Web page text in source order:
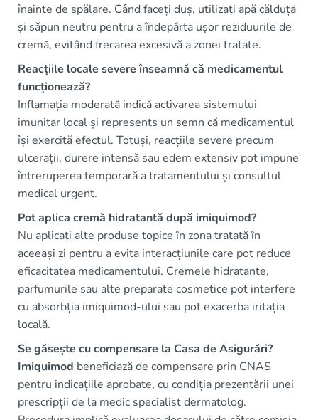
înainte de spălare. Când faceți duș, utilizați apă călduță
și săpun neutru pentru a îndepărta ușor reziduurile de
cremă, evitând frecarea excesivă a zonei tratate.
Reacțiile locale severe înseamnă că medicamentul
funcționează?
Inflamația moderată indică activarea sistemului
imunitar local și represents un semn că medicamentul
își exercită efectul. Totuși, reacțiile severe precum
ulcerații, durere intensă sau edem extensiv pot impune
întreruperea temporară a tratamentului și consultul
medical urgent.
Pot aplica cremă hidratantă după imiquimod?
Nu aplicați alte produse topice în zona tratată în
aceeași zi pentru a evita interacțiunile care pot reduce
eficacitatea medicamentului. Cremele hidratante,
parfumurile sau alte preparate cosmetice pot interfere
cu absorbția imiquimod-ului sau pot exacerba iritația
locală.
Se găsește cu compensare la Casa de Asigurări?
Imiquimod beneficiază de compensare prin CNAS
pentru indicațiile aprobate, cu condiția prezentării unei
prescripții de la medic specialist dermatolog.